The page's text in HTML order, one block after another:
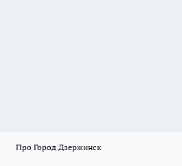
Про Город Дзержинск